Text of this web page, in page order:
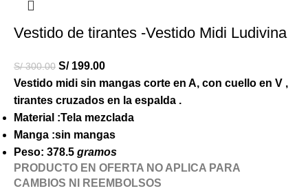
Vestido de tirantes -Vestido Midi Ludivina
S/300.00 S/199.00
Vestido midi sin mangas corte en A, con cuello en V ,
tirantes cruzados en la espalda .
Material :Tela mezclada
Manga :sin mangas
Peso: 378.5 gramos
PRODUCTO EN OFERTA NO APLICA PARA
CAMBIOS NI REEMBOLSOS